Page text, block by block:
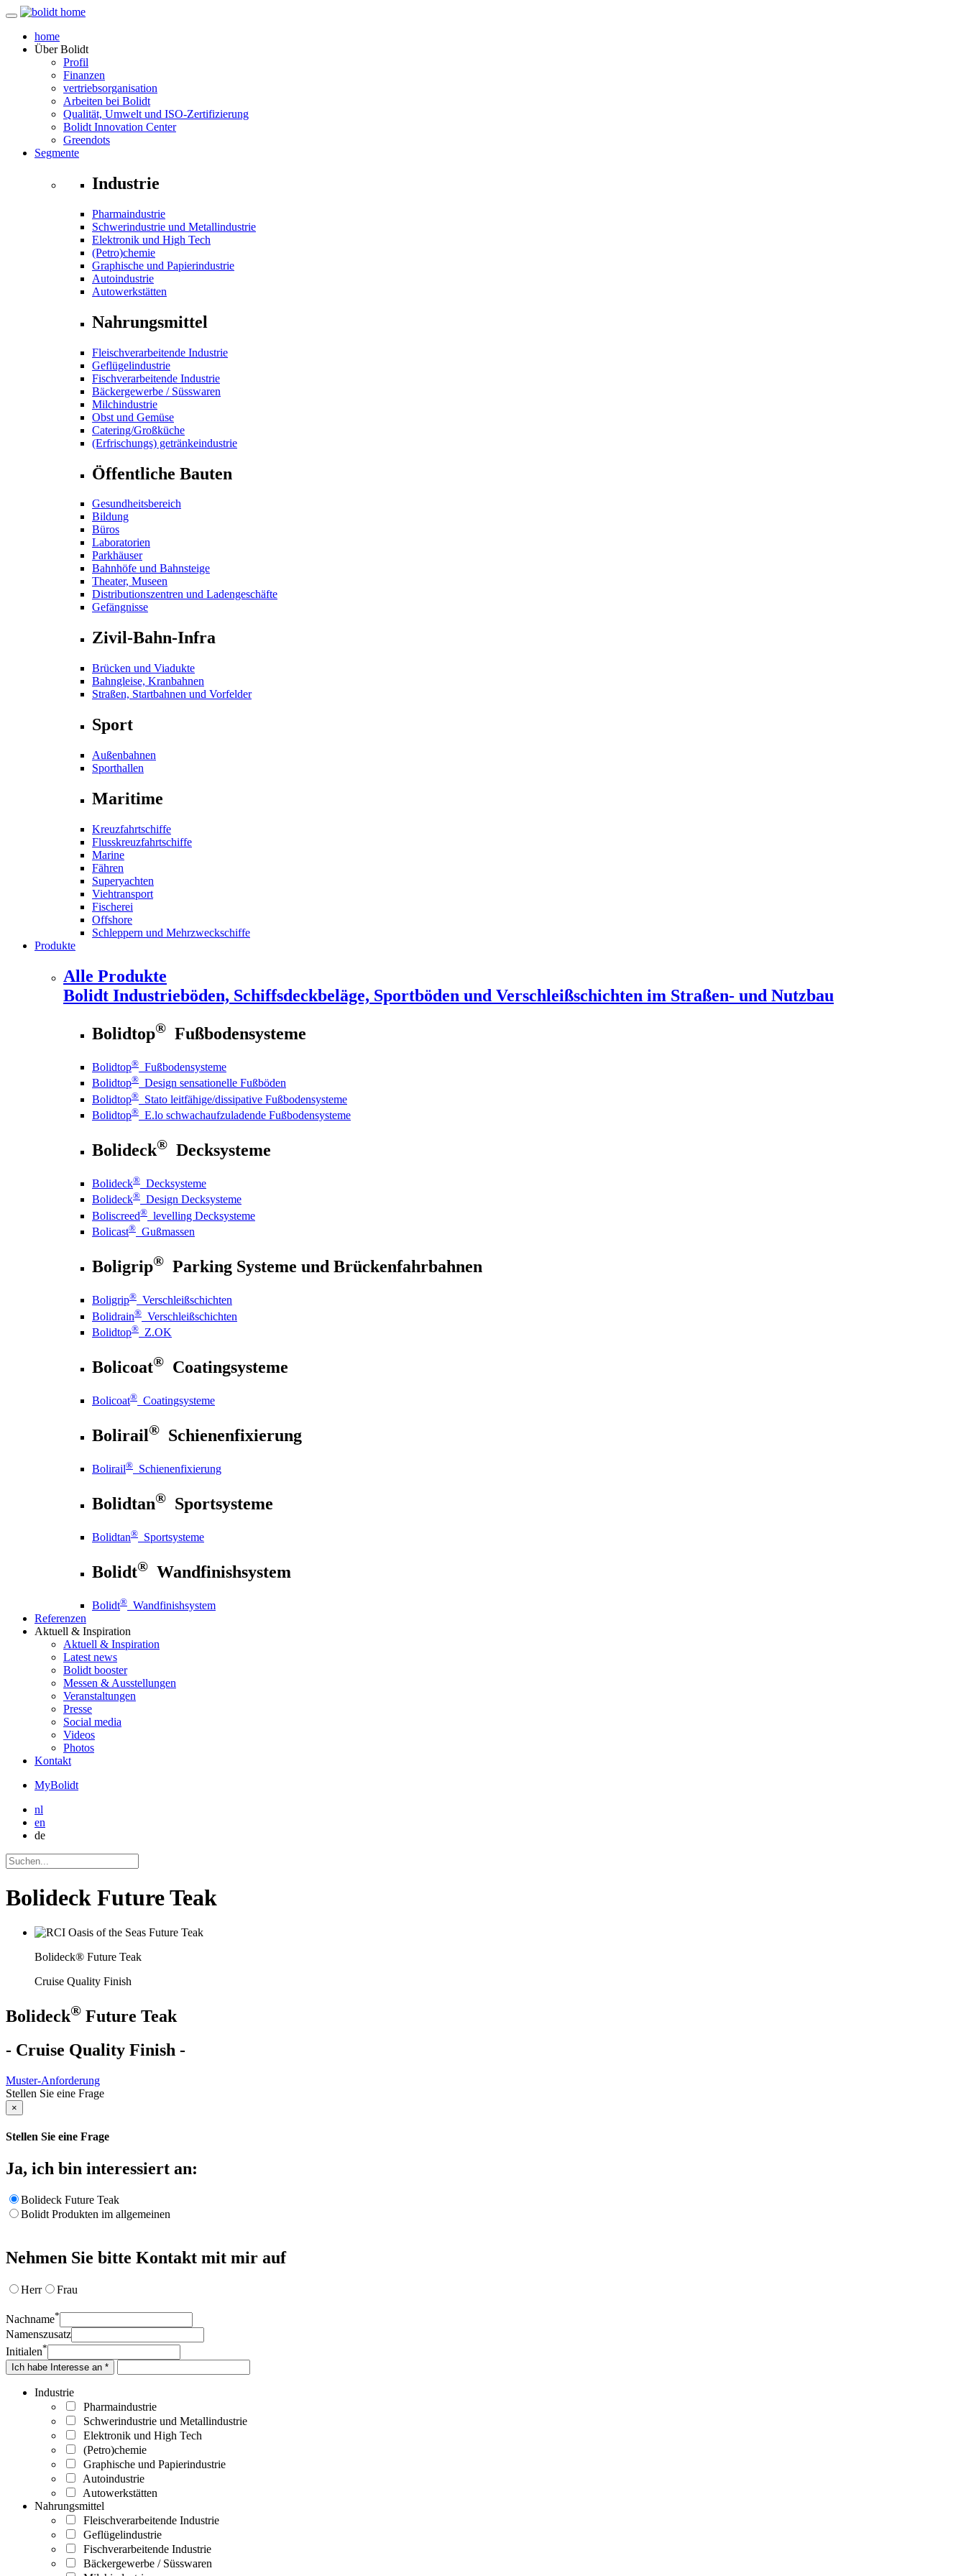
home
ÜberBolidt
Profil
Finanzen
vertriebsorganisation
Arbeiten bei Bolidt
Qualität, Umwelt und ISO-Zertifizierung
Bolidt Innovation Center
Greendots
Segmente
Industrie
Pharmaindustrie
Schwerindustrie und Metallindustrie
Elektronik und High Tech
(Petro)chemie
Graphische und Papierindustrie
Autoindustrie
Autowerkstätten
Nahrungsmittel
Fleischverarbeitende Industrie
Geflügelindustrie
Fischverarbeitende Industrie
Bäckergewerbe / Süsswaren
Milchindustrie
Obst und Gemüse
Catering/Großküche
(Erfrischungs) getränkeindustrie
Öffentliche Bauten
Gesundheitsbereich
Bildung
Büros
Laboratorien
Parkhäuser
Bahnhöfe und Bahnsteige
Theater, Museen
Distributionszentren und Ladengeschäfte
Gefängnisse
Zivil-Bahn-Infra
Brücken und Viadukte
Bahngleise, Kranbahnen
Straßen, Startbahnen und Vorfelder
Sport
Außenbahnen
Sporthallen
Maritime
Kreuzfahrtschiffe
Flusskreuzfahrtschiffe
Marine
Fähren
Superyachten
Viehtransport
Fischerei
Offshore
Schleppern und Mehrzweckschiffe
Produkte
Alle Produkte
Bolidt Industrieböden, Schiffsdeckbeläge, Sportböden und Verschleißschichten im Straßen- und Nutzbau
Bolidtop® Fußbodensysteme
Bolidtop® Fußbodensysteme
Bolidtop® Design sensationelle Fußböden
Bolidtop® Stato leitfähige/dissipative Fußbodensysteme
Bolidtop® E.lo schwachaufzuladende Fußbodensysteme
Bolideck® Decksysteme
Bolideck® Decksysteme
Bolideck® Design Decksysteme
Boliscreed® levelling Decksysteme
Bolicast® Gußmassen
Boligrip® Parking Systeme und Brückenfahrbahnen
Boligrip® Verschleißschichten
Bolidrain® Verschleißschichten
Bolidtop® Z.OK
Bolicoat® Coatingsysteme
Bolicoat® Coatingsysteme
Bolirail® Schienenfixierung
Bolirail® Schienenfixierung
Bolidtan® Sportsysteme
Bolidtan® Sportsysteme
Bolidt® Wandfinishsystem
Bolidt® Wandfinishsystem
Referenzen
Aktuell & Inspiration
Aktuell & Inspiration
Latest news
Bolidt booster
Messen & Ausstellungen
Veranstaltungen
Presse
Social media
Videos
Photos
Kontakt
MyBolidt
nl
en
de
Bolideck Future Teak
Bolideck® Future Teak
Cruise Quality Finish
Bolideck® Future Teak
- Cruise Quality Finish -
Muster-Anforderung
Stellen Sie eine Frage
×
Stellen Sie eine Frage
Ja, ich bin interessiert an:
Bolideck Future Teak
Bolidt Produkten im allgemeinen
Nehmen Sie bitte Kontakt mit mir auf
Herr Frau
Nachname*
Namenszusatz
Initialen*
Ich habe Interesse an *
Industrie
Pharmaindustrie
Schwerindustrie und Metallindustrie
Elektronik und High Tech
(Petro)chemie
Graphische und Papierindustrie
Autoindustrie
Autowerkstätten
Nahrungsmittel
Fleischverarbeitende Industrie
Geflügelindustrie
Fischverarbeitende Industrie
Bäckergewerbe / Süsswaren